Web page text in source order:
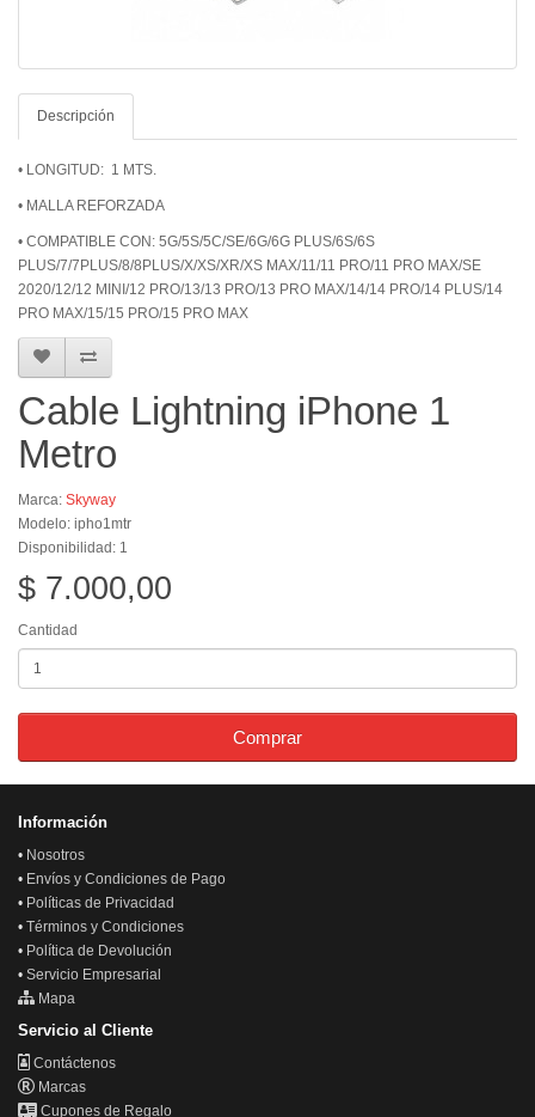
Descripción
• LONGITUD: 1 MTS.
• MALLA REFORZADA
• COMPATIBLE CON: 5G/5S/5C/SE/6G/6G PLUS/6S/6S
PLUS/7/7PLUS/8/8PLUS/X/XS/XR/XS MAX/11/11 PRO/11 PRO MAX/SE
2020/12/12 MINI/12 PRO/13/13 PRO/13 PRO MAX/14/14 PRO/14 PLUS/14
PRO MAX/15/15 PRO/15 PRO MAX
Cable Lightning iPhone 1
Metro
Marca: Skyway
Modelo: ipho1mtr
Disponibilidad: 1
$ 7.000,00
Cantidad
Comprar
Información
• Nosotros
• Envíos y Condiciones de Pago
• Políticas de Privacidad
• Términos y Condiciones
• Política de Devolución
• Servicio Empresarial
Mapa
Servicio al Cliente
Contáctenos
Marcas
Cupones de Regalo